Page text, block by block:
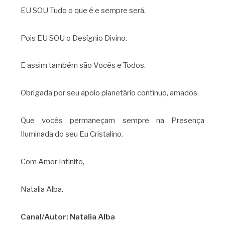
EU SOU Tudo o que é e sempre será.
Pois EU SOU o Desígnio Divino.
E assim também são Vocês e Todos.
Obrigada por seu apoio planetário contínuo, amados.
Que vocês permaneçam sempre na Presença
Iluminada do seu Eu Cristalino.
Com Amor Infinito,
Natalia Alba.
Canal/Autor: Natalia Alba